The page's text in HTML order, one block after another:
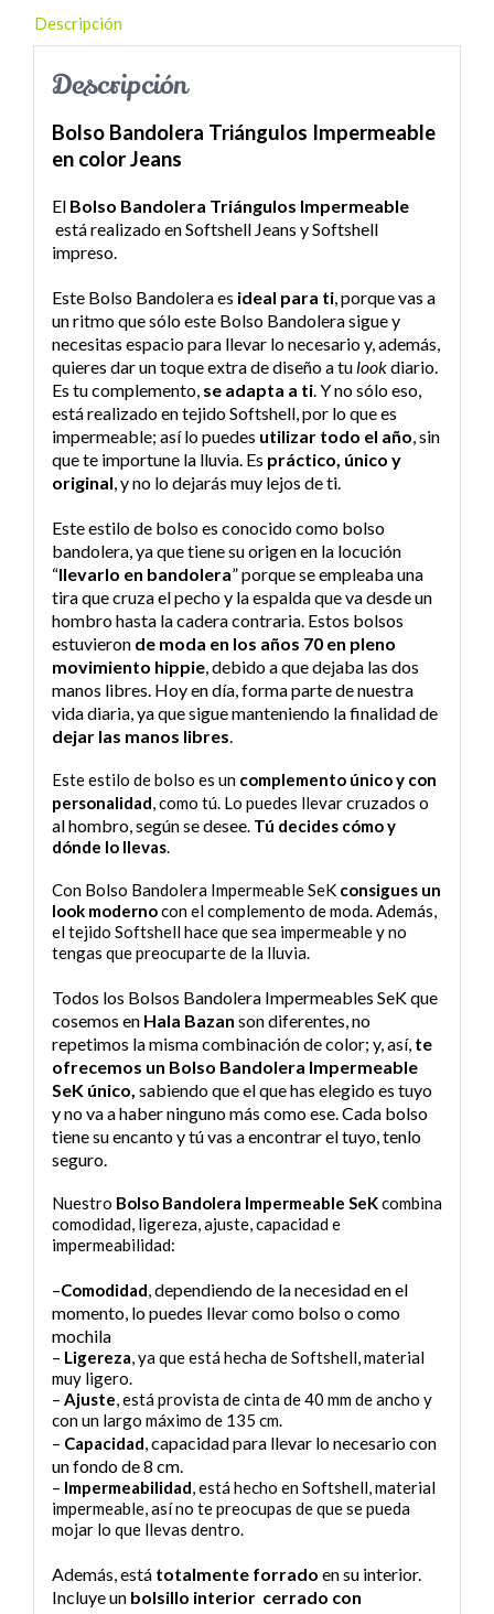
Descripción
Descripción
Bolso Bandolera Triángulos Impermeable
en color Jeans
El Bolso Bandolera Triángulos Impermeable
está realizado en Softshell Jeans y Softshell
impreso.
Este Bolso Bandolera es ideal para ti, porque vas a
un ritmo que sólo este Bolso Bandolera sigue y
necesitas espacio para llevar lo necesario y, además,
quieres dar un toque extra de diseño a tulookdiario.
Es tu complemento, se adapta a ti. Y no sólo eso,
está realizado en tejido Softshell, por lo que es
impermeable; así lo puedes utilizar todo el año, sin
que te importune la lluvia. Es práctico, único y
original, y no lo dejarás muy lejos de ti.
Este estilo de bolso es conocido como bolso
bandolera, ya que tiene su origen en la locución
“llevarlo en bandolera” porque se empleaba una
tira que cruza el pecho y la espalda que va desde un
hombro hasta la cadera contraria. Estos bolsos
estuvieron de moda en los años 70 en pleno
movimiento hippie, debido a que dejaba las dos
manos libres. Hoy en día, forma parte de nuestra
vida diaria, ya que sigue manteniendo la finalidad de
dejar las manos libres.
Este estilo de bolso es un complemento único y con
personalidad, como tú. Lo puedes llevarcruzados o
al hombro, según se desee. Tú decides cómo y
dónde lo llevas.
Con Bolso Bandolera Impermeable SeK consigues un
look modernocon el complemento de moda. Además,
el tejido Softshell hace que sea impermeable y no
tengas que preocuparte de la lluvia.
Todos los Bolsos Bandolera Impermeables SeK que
cosemos en Hala Bazan son diferentes, no
repetimos la misma combinación de color; y, así, te
ofrecemos un Bolso Bandolera Impermeable
SeK único, sabiendo que el que has elegido es tuyo
y no va a haber ninguno más como ese. Cada bolso
tiene su encanto y tú vas a encontrar el tuyo, tenlo
seguro.
Nuestro Bolso Bandolera Impermeable SeKcombina
comodidad, ligereza, ajuste, capacidad e
impermeabilidad:
–Comodidad,dependiendo de la necesidad en el
momento, lo puedes llevar como bolso o como
mochila
– Ligereza, ya que está hecha de Softshell, material
muy ligero.
– Ajuste, está provista de cinta de 40 mm de ancho y
con un largo máximo de 135 cm.
– Capacidad,capacidad para llevar lo necesario con
un fondo de 8 cm.
– Impermeabilidad, está hecho en Softshell, material
impermeable, así no te preocupas de que se pueda
mojar lo que llevas dentro.
Además, está totalmente forrado en su interior.
Incluye un bolsillo interior cerrado con